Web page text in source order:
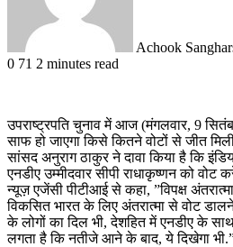
Achook
0 71 2 minutes read
उपराष्ट्रपति चुनाव में आज (मंगलवार, 9
साफ हो जाएगा किसे कितने वोटों से जीत
सांसद अनुराग ठाकुर ने दावा किया है कि
एनडीए उम्मीदवार सीपी राधाकृष्णन को
न्यूज़ एजेंसी पीटीआई से कहा, ”विपक्ष
विकसित भारत के लिए अंतरात्मा से वोट
के लोगों का दिल भी, देशहित में एनडीए के
लगता है कि नतीजे आने के बाद, ये दिखेगा